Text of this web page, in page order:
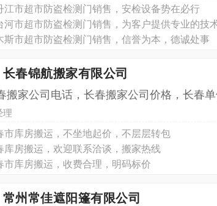
江市超市防盗检测门销售，安检设备势在必行
河市超市防盗检测门销售，为客户提供专业的技
斯市超市防盗检测门销售，信誉为本，德诚处事
春锦航搬家有限公司
搬家公司电话，长春搬家公司价格，长春
理
市库房搬运，不坐地起价，不层层转包
库房搬运，欢迎联系洽谈，搬家热线
市库房搬运，收费合理，明码标价
州常佳遮阳篷有限公司